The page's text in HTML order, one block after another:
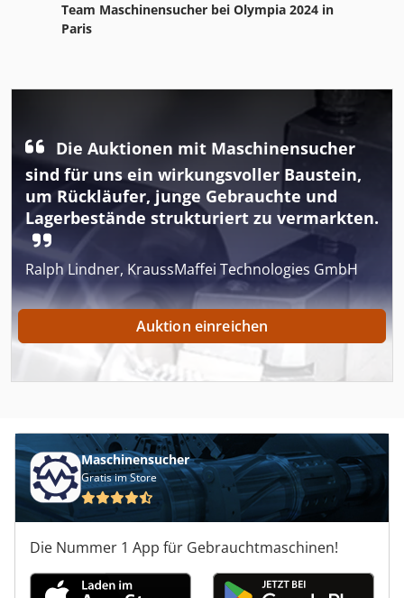
Team Maschinensucher bei Olympia 2024 in
Paris
Die Auktionen mit Maschinensucher
sind für uns ein wirkungsvoller Baustein,
um Rückläufer, junge Gebrauchte und
Lagerbestände strukturiert zu vermarkten.
Ralph Lindner, KraussMaffei Technologies GmbH
Auktion einreichen
Maschinensucher
Gratis im Store
Die Nummer 1 App für Gebrauchtmaschinen!